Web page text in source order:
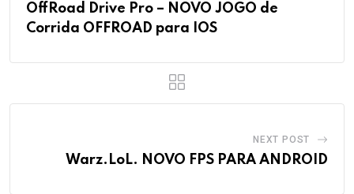
OffRoad Drive Pro – NOVO JOGO de
Corrida OFFROAD para IOS
NEXT POST
Warz.LoL. NOVO FPS PARA ANDROID